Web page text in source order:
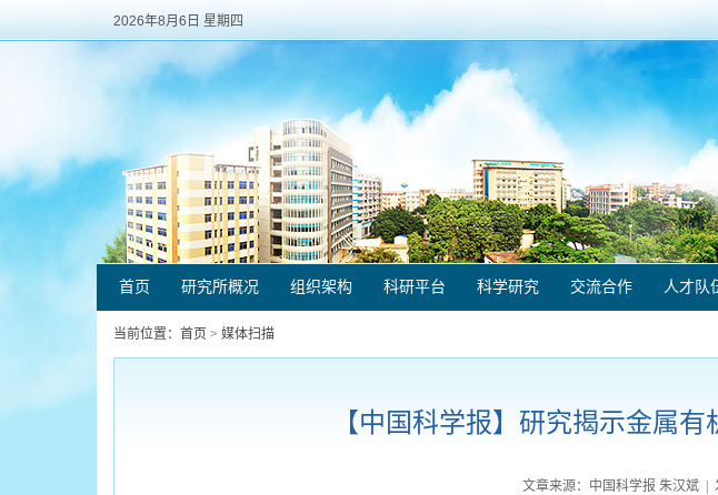
2026年8月6日 星期四
首页 研究所概况 组织架构 科研平台 科学研究 交流合作 人才队
当前位置： 首页 > 媒体扫描
【中国科学报】研究揭示金属有
文章来源：中国科学报 朱汉斌 |